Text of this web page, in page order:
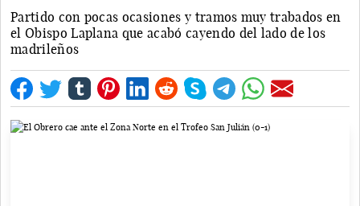
Partido con pocas ocasiones y tramos muy trabados en
el Obispo Laplana que acabó cayendo del lado de los
madrileños